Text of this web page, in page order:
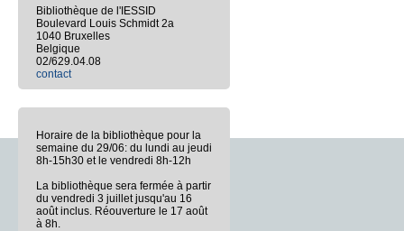
Bibliothèque de l'IESSID
Boulevard Louis Schmidt 2a
1040 Bruxelles
Belgique
02/629.04.08
contact
Horaire de la bibliothèque pour la
semaine du 29/06: du lundi au jeudi
8h-15h30 et le vendredi 8h-12h
La bibliothèque sera fermée à partir
du vendredi 3 juillet jusqu'au 16
août inclus. Réouverture le 17 août
à 8h.